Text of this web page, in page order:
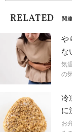
RELATED 関
や
な
解
気
の
に
に
す
冷
に
お